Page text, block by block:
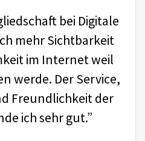
bei Digitale
mehr Sichtbarkeit
im Internet weil
werde. Der Service,
Freundlichkeit der
ich sehr gut.”